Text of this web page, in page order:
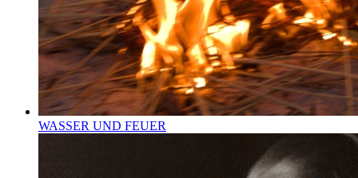
WASSER UND FEUER